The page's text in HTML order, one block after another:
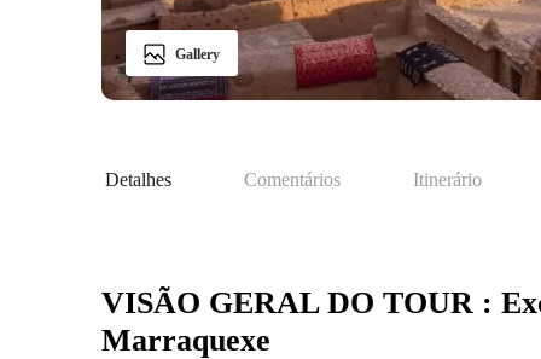
Gallery
Detalhes Comentários Itinerário
VISÃO GERAL DO TOUR :
Marraquexe